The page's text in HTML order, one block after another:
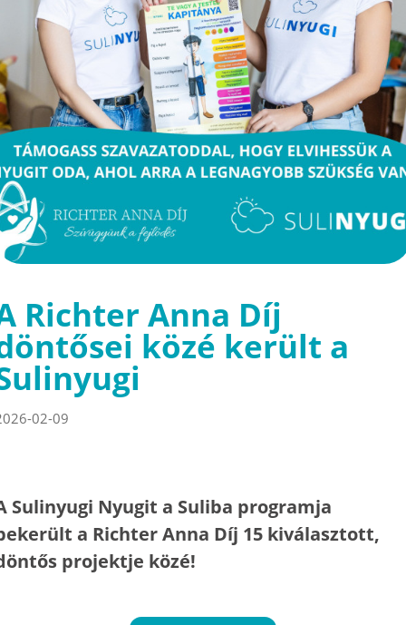
Richter Anna Díj
közé került a
02-09
Sulinyugi Nyugit a Suliba programja
a Richter Anna Díj 15 kiválasztott,
projektje közé!